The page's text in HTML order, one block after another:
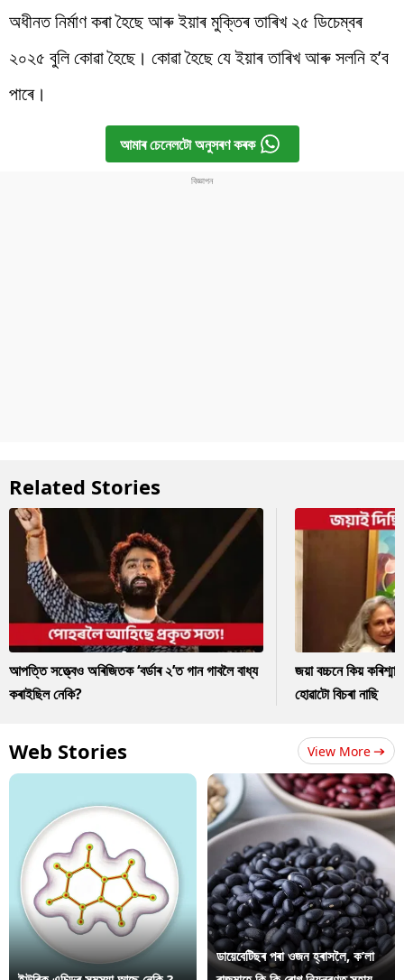
অধীনত নিৰ্মাণ কৰা হৈছে আৰু ইয়াৰ মুক্তিৰ তাৰিখ ২৫ ডিচেম্বৰ
২০২৫ বুলি কোৱা হৈছে। কোৱা হৈছে যে ইয়াৰ তাৰিখ আৰু সলনি হ’ব
পাৰে।
আমাৰ চেনেলটো অনুসৰণ কৰক
Related Stories
আপত্তি সত্ত্বেও অৰিজিতক ‘বৰ্ডাৰ ২’ত গান গাবলৈ বাধ্য
কৰাইছিল নেকি?
জয়া বচ্চনে কিয়
হোৱাটো বিচৰা নাছি
Web Stories View More
ডায়েবেটিছৰ পৰা ওজন হ্ৰাসলৈ, ক’লা